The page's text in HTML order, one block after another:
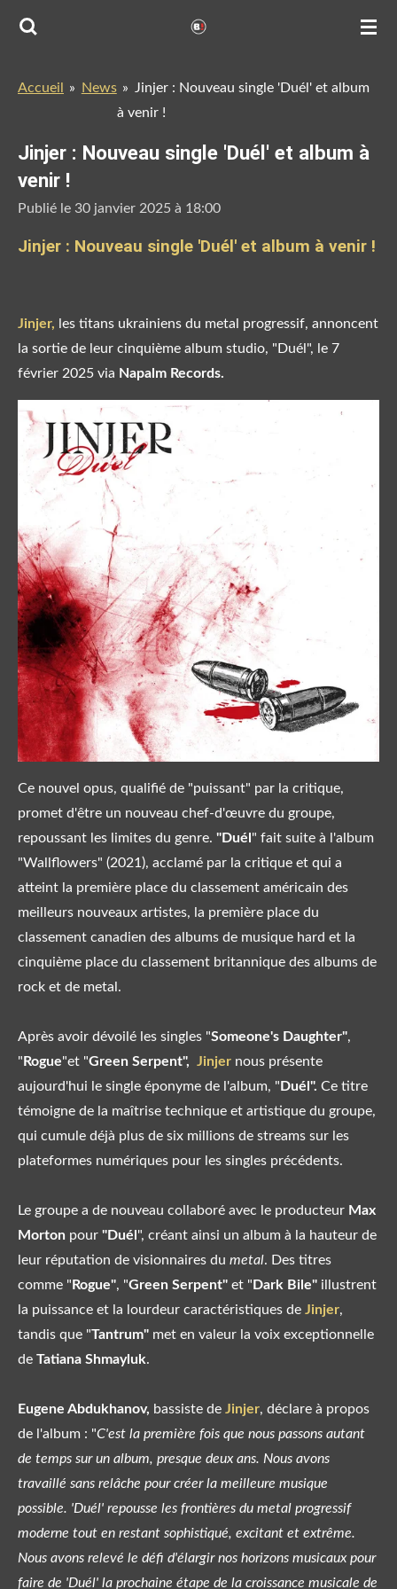
Passer
principal
Accueil » News »
Jinjer : Nouveau single 'Duél' et album
à venir !
Jinjer : Nouveau single 'Duél' et album à
venir !
Publié le 30 janvier 2025 à 18:00
Jinjer : Nouveau single 'Duél' et album à venir !
Jinjer, les titans ukrainiens du metal progressif, annoncent
la sortie de leur cinquième album studio, "Duél", le 7
février 2025 via Napalm Records.
Ce nouvel opus, qualifié de "puissant" par la critique,
promet d'être un nouveau chef-d'œuvre du groupe,
repoussant les limites du genre. "Duél " fait suite à l'album
"Wallflowers" (2021), acclamé par la critique et qui a
atteint la première place du classement américain des
meilleurs nouveaux artistes, la première place du
classement canadien des albums de musique hard et la
cinquième place du classement britannique des albums de
rock et de metal.
Après avoir dévoilé les singles "Someone's Daughter",
" Rogue"et "Green Serpent", Jinjer nous présente
aujourd'hui le single éponyme de l'album, " Duél". Ce titre
témoigne de la maîtrise technique et artistique du groupe,
qui cumule déjà plus de six millions de streams sur les
plateformes numériques pour les singles précédents.
Le groupe a de nouveau collaboré avec le producteur Max
Morton pour "Duél ", créant ainsi un album à la hauteur de
leur réputation de visionnaires du metal. Des titres
comme " Rogue", "Green Serpent" et " Dark Bile" illustrent
la puissance et la lourdeur caractéristiques de Jinjer,
tandis que "Tantrum" met en valeur la voix exceptionnelle
de Tatiana Shmayluk.
Eugene Abdukhanov, bassiste de Jinjer, déclare à propos
de l'album : "C'est la première fois que nous passons autant
de temps sur un album, presque deux ans. Nous avons
travaillé sans relâche pour créer la meilleure musique
possible. 'Duél' repousse les frontières du metal progressif
moderne tout en restant sophistiqué, excitant et extrême.
Nous avons relevé le défi d'élargir nos horizons musicaux pour
faire de 'Duél' la prochaine étape de la croissance musicale de